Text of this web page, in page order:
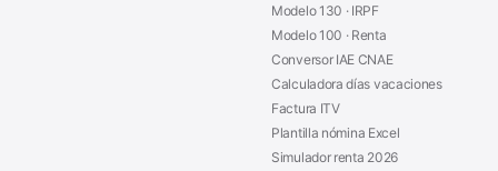
Modelo 130 · IRPF
Modelo 100 · Renta
Conversor IAE CNAE
Calculadora días vacaciones
Factura ITV
Plantilla nómina Excel
Simulador renta 2026